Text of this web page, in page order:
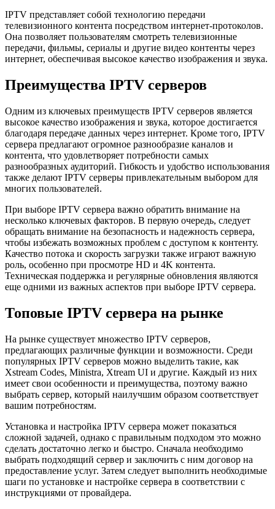
IPTV представляет собой технологию передачи
телевизионного контента посредством интернет-протоколов.
Она позволяет пользователям смотреть телевизионные
передачи, фильмы, сериалы и другие видео контенты через
интернет, обеспечивая высокое качество изображения и звука.
Преимущества IPTV серверов
Одним из ключевых преимуществ IPTV серверов является
высокое качество изображения и звука, которое достигается
благодаря передаче данных через интернет. Кроме того, IPTV
сервера предлагают огромное разнообразие каналов и
контента, что удовлетворяет потребности самых
разнообразных аудиторий. Гибкость и удобство использования
также делают IPTV серверы привлекательным выбором для
многих пользователей.
При выборе IPTV сервера важно обратить внимание на
несколько ключевых факторов. В первую очередь, следует
обращать внимание на безопасность и надежность сервера,
чтобы избежать возможных проблем с доступом к контенту.
Качество потока и скорость загрузки также играют важную
роль, особенно при просмотре HD и 4K контента.
Техническая поддержка и регулярные обновления являются
еще одними из важных аспектов при выборе IPTV сервера.
Топовые IPTV сервера на рынке
На рынке существует множество IPTV серверов,
предлагающих различные функции и возможности. Среди
популярных IPTV серверов можно выделить такие, как
Xstream Codes, Ministra, Xtream UI и другие. Каждый из них
имеет свои особенности и преимущества, поэтому важно
выбрать сервер, который наилучшим образом соответствует
вашим потребностям.
Установка и настройка IPTV сервера может показаться
сложной задачей, однако с правильным подходом это можно
сделать достаточно легко и быстро. Сначала необходимо
выбрать подходящий сервер и заключить с ним договор на
предоставление услуг. Затем следует выполнить необходимые
шаги по установке и настройке сервера в соответствии с
инструкциями от провайдера.